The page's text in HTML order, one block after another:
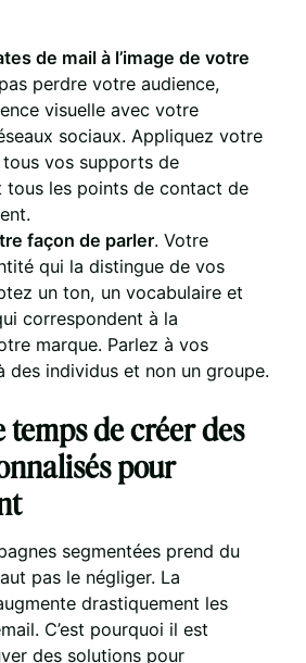
de mail à l’image de votre
perdre votre audience,
visuelle avec votre
sociaux. Appliquez votre
vos supports de
tous les points de contact de
façon de parler. Votre
qui la distingue de vos
un ton, un vocabulaire et
correspondent à la
marque. Parlez à vos
des individus et non un groupe.
temps de créer des
pour
segmentées prend du
pas le négliger. La
drastiquement les
C’est pourquoi il est
des solutions pour